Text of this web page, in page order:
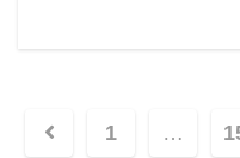
Navegación
1 …